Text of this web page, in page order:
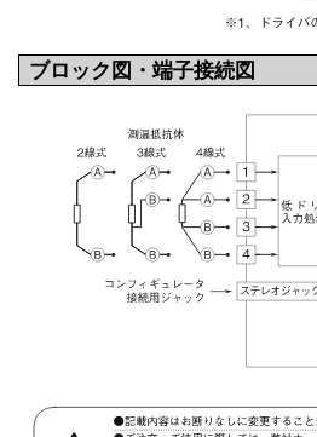
ブロック図・端子接続図